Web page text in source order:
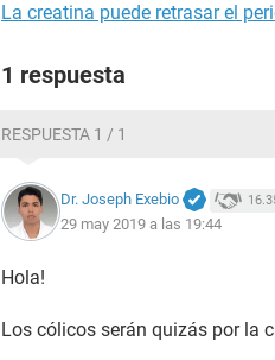
La creatina puede retrasar el
1 respuesta
RESPUESTA 1 / 1
Dr. Joseph Exebio
29 may 2019 a las 19:44
Hola!
Los cólicos serán quizás por la